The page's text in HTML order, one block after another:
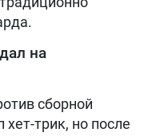
на
сборной
трик, но после